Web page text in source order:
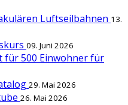
Luftseilbahnen 13.
09. Juni 2026
für 500 Einwohner für
29. Mai 2026
26. Mai 2026